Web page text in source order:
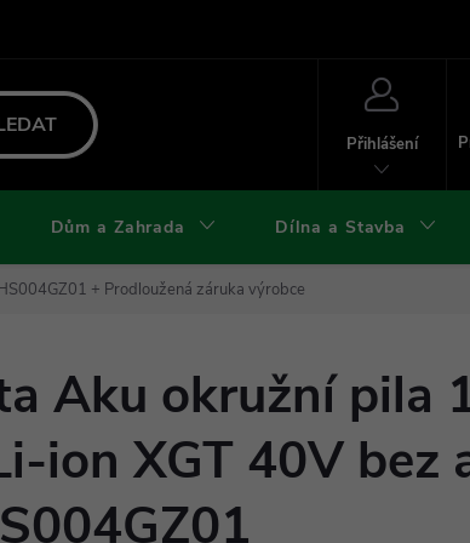
údajů a cookies
Přihlášení
Dům a Zahrada Dílna a Stavba
+ Prodloužená záruka výrobce
Aku okružní pila
ion XGT 40V bez